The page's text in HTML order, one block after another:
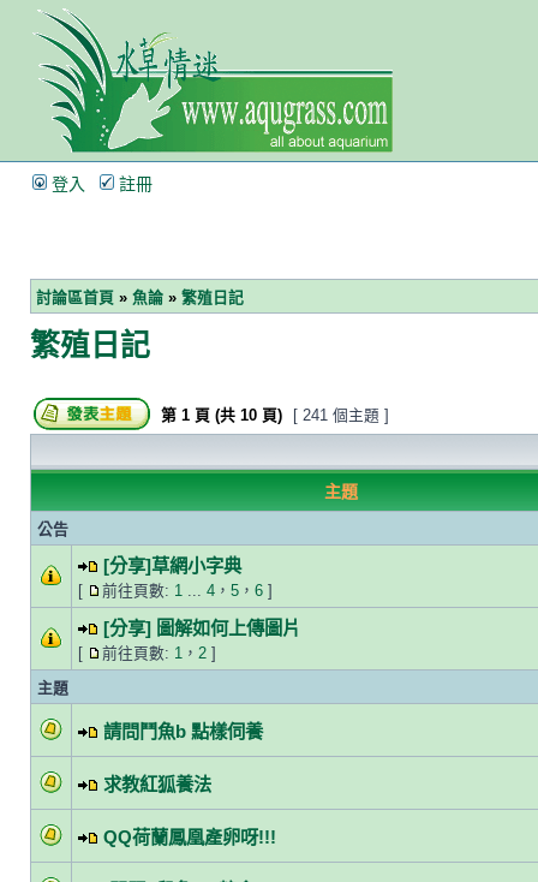
登入 註冊
討論區首頁 » 魚論 » 繁殖日記
繁殖日記
第 1 頁 (共 10 頁) [ 241 個主題 ]
主題
公告
[分享]草網小字典
[ 前往頁數: 1 ... 4 ， 5 ， 6 ]
[分享] 圖解如何上傳圖片
[ 前往頁數: 1 ， 2 ]
主題
請問鬥魚b 點樣伺養
求教紅狐養法
QQ荷蘭鳳凰產卵呀!!!